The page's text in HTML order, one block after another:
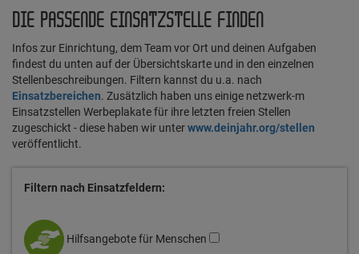
DIE PASSENDE EINSATZSTELLE FINDEN
Infos zur Einrichtung, dem Team vor Ort und deinen Aufgaben
findest du unten auf der Übersichtskarte und in den einzelnen
Stellenbeschreibungen. Filtern kannst du u.a. nach
Einsatzbereichen. Zusätzlich haben uns einige netzwerk-m
Einsatzstellen Werbeplakate für ihre letzten freien Stellen
zugeschickt - diese haben wir unterwww.deinjahr.org/stellen
veröffentlicht.
Filtern nach Einsatzfeldern:
Hilfsangebote für Menschen